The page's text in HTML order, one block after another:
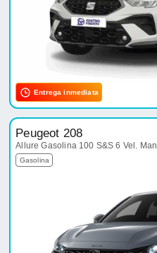
Entrega inmediata
Peugeot 208
Allure Gasolina 100 S&S 6 Vel. Man
Gasolina